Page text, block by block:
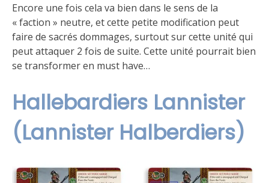
Encore une fois cela va bien dans le sens de la
« faction » neutre, et cette petite modification peut
faire de sacrés dommages, surtout sur cette unité qui
peut attaquer 2 fois de suite. Cette unité pourrait bien
se transformer en must have…
Hallebardiers Lannister
(Lannister Halberdiers)